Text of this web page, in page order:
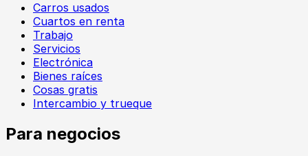
Carros usados
Cuartos en renta
Trabajo
Servicios
Electrónica
Bienes raíces
Cosas gratis
Intercambio y trueque
Para negocios